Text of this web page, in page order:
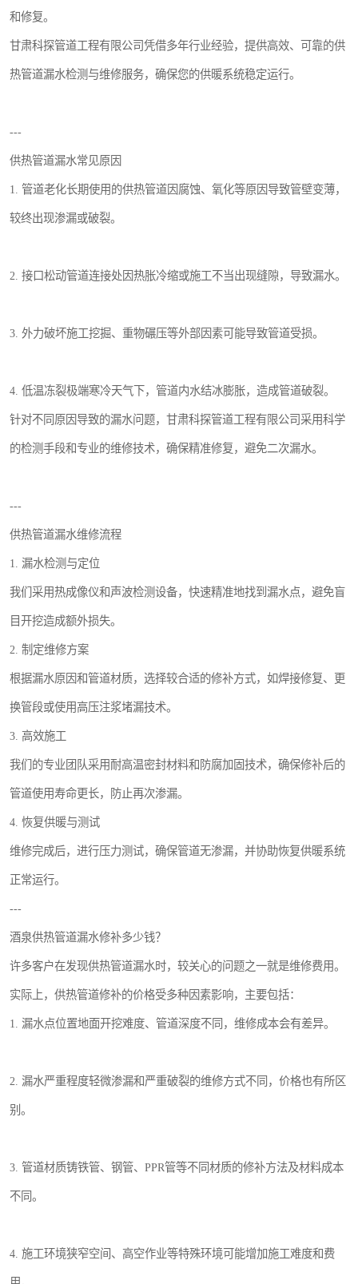
和修复。
甘肃科探管道工程有限公司凭借多年行业经验，提供高效、可靠的供
热管道漏水检测与维修服务，确保您的供暖系统稳定运行。
---
供热管道漏水常见原因
1. 管道老化长期使用的供热管道因腐蚀、氧化等原因导致管壁变薄，
较终出现渗漏或破裂。
2. 接口松动管道连接处因热胀冷缩或施工不当出现缝隙，导致漏水。
3. 外力破坏施工挖掘、重物碾压等外部因素可能导致管道受损。
4. 低温冻裂极端寒冷天气下，管道内水结冰膨胀，造成管道破裂。
针对不同原因导致的漏水问题，甘肃科探管道工程有限公司采用科学
的检测手段和专业的维修技术，确保精准修复，避免二次漏水。
---
供热管道漏水维修流程
1. 漏水检测与定位
我们采用热成像仪和声波检测设备，快速精准地找到漏水点，避免盲
目开挖造成额外损失。
2. 制定维修方案
根据漏水原因和管道材质，选择较合适的修补方式，如焊接修复、更
换管段或使用高压注浆堵漏技术。
3. 高效施工
我们的专业团队采用耐高温密封材料和防腐加固技术，确保修补后的
管道使用寿命更长，防止再次渗漏。
4. 恢复供暖与测试
维修完成后，进行压力测试，确保管道无渗漏，并协助恢复供暖系统
正常运行。
---
酒泉供热管道漏水修补多少钱？
许多客户在发现供热管道漏水时，较关心的问题之一就是维修费用。
实际上，供热管道修补的价格受多种因素影响，主要包括：
1. 漏水点位置地面开挖难度、管道深度不同，维修成本会有差异。
2. 漏水严重程度轻微渗漏和严重破裂的维修方式不同，价格也有所区
别。
3. 管道材质铸铁管、钢管、PPR管等不同材质的修补方法及材料成本
不同。
4. 施工环境狭窄空间、高空作业等特殊环境可能增加施工难度和费